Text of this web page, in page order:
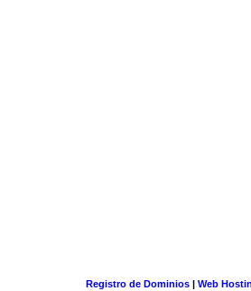
Registro de Dominios| Web